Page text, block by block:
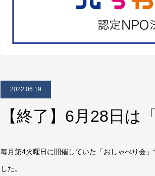
2022.06.19
【終了】6月28日は
毎月第4火曜日に開催していた「おしゃべり会
した。